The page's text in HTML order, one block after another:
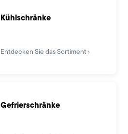
Kühlschränke
Entdecken Sie das Sortiment
Gefrierschränke